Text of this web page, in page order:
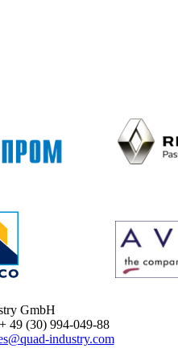
GmbH
(30) 994-049-88
industry.com